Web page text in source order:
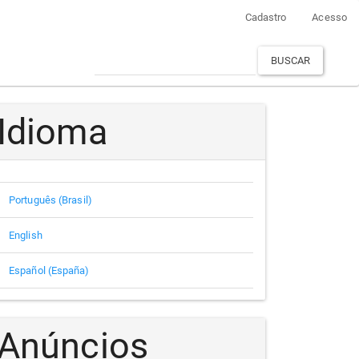
Cadastro Acesso
BUSCAR
Idioma
Português (Brasil)
English
Español (España)